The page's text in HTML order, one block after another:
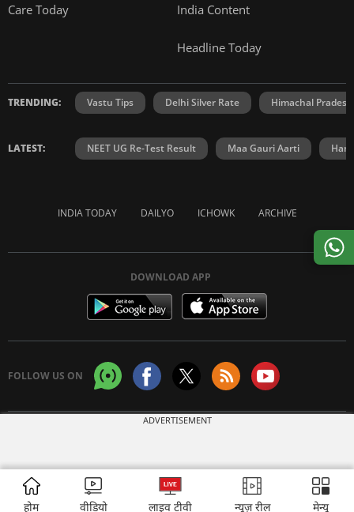
Care Today India Content
Headline Today
TRENDING: Vastu Tips Delhi Silver Rate Himachal
LATEST: NEET UG Re-Test Result Maa Gauri Aarti
INDIA TODAY DAILYO ICHOWK ARCHIVE
DOWNLOAD APP
FOLLOW US ON
ADVERTISEMENT
होम वीडियो लाइव टीवी न्यूज़ रील मेन्यू